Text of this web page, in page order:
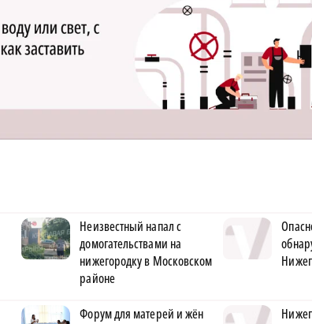
Неизвестный напал с
домогательствами на
нижегородку в Московском
районе
Форум для матерей и жён